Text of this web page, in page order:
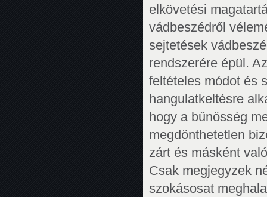
elkövetési
vádbeszédről
sejtetések
rendszerére épül.
feltételes módot és
hangulatkeltésre
hogy a bűnösség
megdönthetetlen
zárt és másként
Csak megjegyzek
szokásosat